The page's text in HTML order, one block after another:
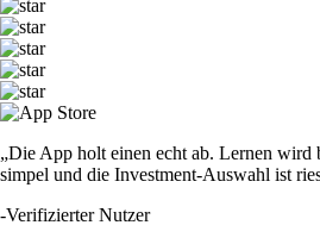
„Die App holt einen echt ab. Lernen wird
simpel und die Investment-Auswahl ist
-Verifizierter Nutzer